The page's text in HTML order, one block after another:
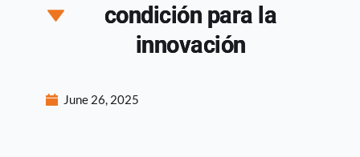
condición para la
innovación
June 26, 2025